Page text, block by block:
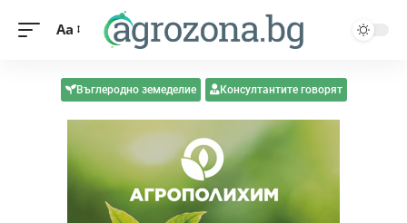
Aa
Въглеродно земеделие Консултантите говорят